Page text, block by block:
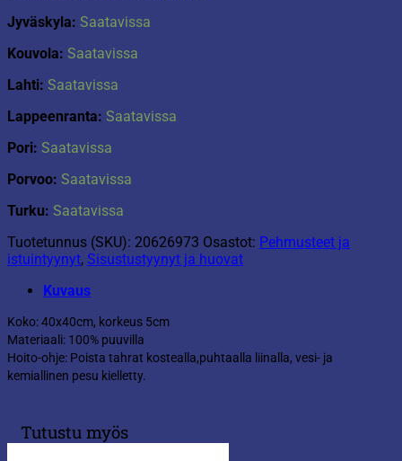
Jyväskyla: Saatavissa
Kouvola: Saatavissa
Lahti: Saatavissa
Lappeenranta: Saatavissa
Pori: Saatavissa
Porvoo: Saatavissa
Turku: Saatavissa
Tuotetunnus (SKU): 20626973 Osastot: Pehmusteet ja
istuintyynyt, Sisustustyynyt ja huovat
Kuvaus
Koko: 40x40cm, korkeus 5cm
Materiaali: 100% puuvilla
Hoito-ohje: Poista tahrat kostealla,puhtaalla liinalla, vesi- ja
kemiallinen pesu kielletty.
Tutustu myös